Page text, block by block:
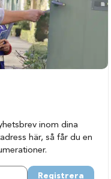
inom dina
här, så får du en
Registrera